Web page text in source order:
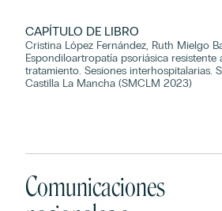
CAPÍTULO DE LIBRO
Cristina López Fernández, Ruth Mielgo
Espondiloartropatía psoriásica resistente
tratamiento. Sesiones interhospitalarias.
Castilla La Mancha (SMCLM 2023)
Comunicaciones